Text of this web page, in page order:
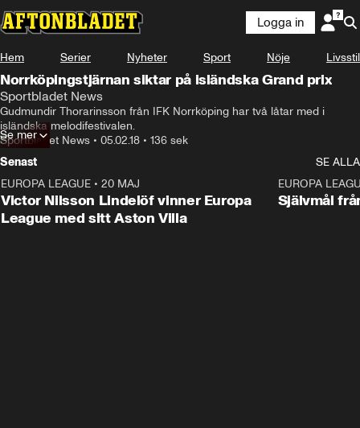
Logga in
Hem Serier Nyheter Sport Nöje Livsstil
Norrköpingstjärnan siktar på isländska Grand prix
Sportbladet News
Gudmundir Thorarinsson från IFK Norrköping har två låtar med i
isländska melodifestivalen.
Sportbladet News • 05.02.18 • 136 sek
Se mer
Senast
SE ALLA
EUROPA LEAGUE • 20 MAJ
Victor Nilsson Lindelöf vinner Europa
League med sitt Aston Villa
EUROPA
Självmål